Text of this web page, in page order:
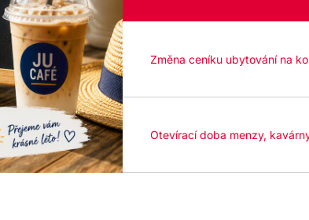
Změna ceníku ubytování na
Otevírací doba menzy,